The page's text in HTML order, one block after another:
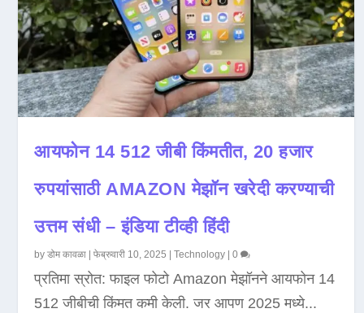
आयफोन 14 512 जीबी किंमतीत, 20 हजार
रुपयांसाठी AMAZON मेझॉन खरेदी करण्याची
उत्तम संधी – इंडिया टीव्ही हिंदी
byडोम कावळा |फेब्रुवारी 10, 2025 |Technology |0
प्रतिमा स्रोत: फाइल फोटो Amazon मेझॉनने आयफोन 14
512 जीबीची किंमत कमी केली. जर आपण 2025 मध्ये...